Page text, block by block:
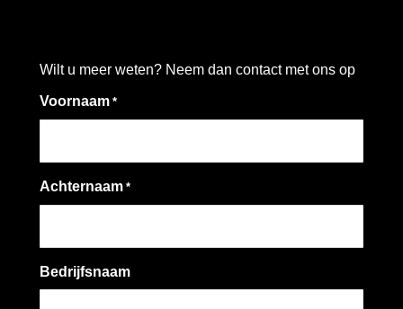
Wilt u meer weten? Neem dan contact met ons op
Voornaam *
Achternaam *
Bedrijfsnaam